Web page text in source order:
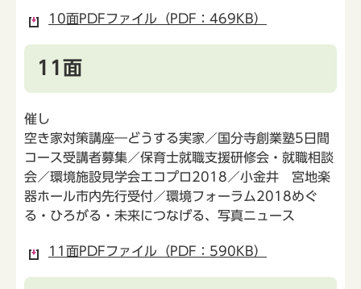
10面PDFファイル（PDF：469KB）
11面
催し
空き家対策講座―どうする実家／国分寺創業塾5日間
コース受講者募集／保育士就職支援研修会・就職相談
会／環境施設見学会エコプロ2018／小金井 宮地楽
器ホール市内先行受付／環境フォーラム2018めぐ
る・ひろがる・未来につなげる、写真ニュース
11面PDFファイル（PDF：590KB）